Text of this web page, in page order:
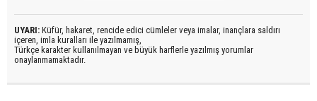
UYARI: Küfür, hakaret, rencide edici cümleler veya imalar, inançlara saldırı
içeren, imla kuralları ile yazılmamış,
Türkçe karakter kullanılmayan ve büyük harflerle yazılmış yorumlar
onaylanmamaktadır.